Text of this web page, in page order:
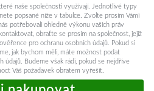
Zadní pevný kryt Marble na
Xiaomi 13 Lite Smoky Black
naše společnosti využívají. Jednotlivé typy
popsané níže v tabulce. Zvolte prosím Vámi
potřebovali ohledně výkonu vašich práv
obraťte se prosím na společnost, jejíž
pro ochranu osobních údajů. Pokud si
jak bychom měli, máte možnost podat
údajů. Budeme však rádi, pokud se nejdříve
Váš požadavek obratem vyřešit.